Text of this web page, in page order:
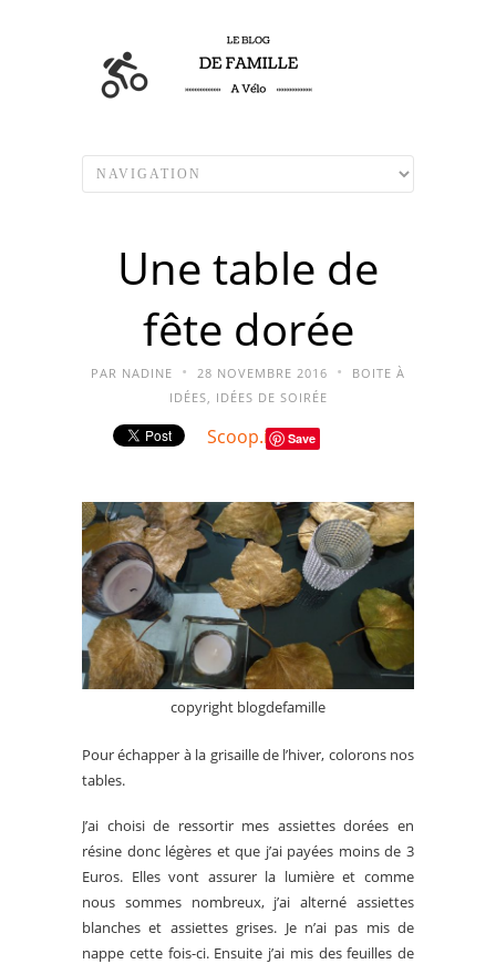
Une table de
fête dorée
PAR NADINE • 28 NOVEMBRE 2016 •
BOITE À
IDÉES, IDÉES DE SOIRÉE
Scoop.it Save
copyright blogdefamille
Pour échapper à la grisaille de l’hiver, colorons nos
tables.
J’ai choisi de ressortir mes assiettes dorées en
résine donc légères et que j’ai payées moins de 3
Euros. Elles vont assurer la lumière et comme
nous sommes nombreux, j’ai alterné assiettes
blanches et assiettes grises. Je n’ai pas mis de
nappe cette fois-ci. Ensuite j’ai mis des feuilles de